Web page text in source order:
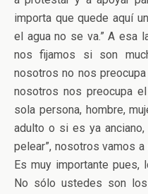
importa que quede aquí
el agua no se va.” A esa
nos fijamos si son
nosotros no nos
nosotros nos preocupa
sola persona, hombre,
adulto o si es ya
pelear”, nosotros vamos
Es muy importante pues,
No sólo ustedes son